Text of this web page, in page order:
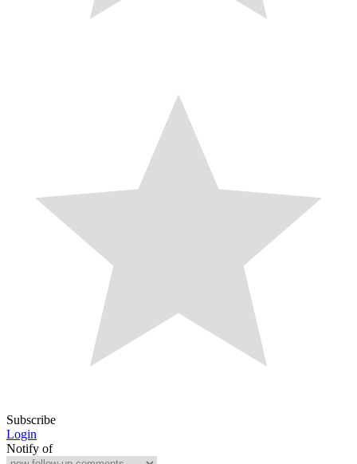
Subscribe
Login
Notify of